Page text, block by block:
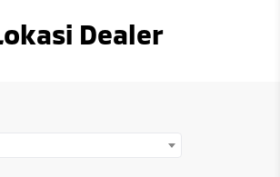
Dealer